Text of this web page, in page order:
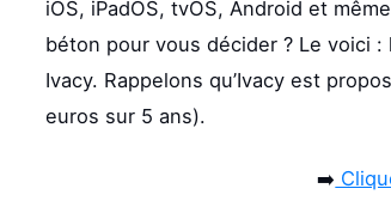
iOS, iPadOS, tvOS, Android et
béton pour vous décider ? Le voici
Ivacy. Rappelons qu’Ivacy est
euros sur 5 ans).
➡️